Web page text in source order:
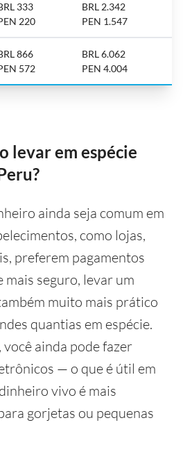
333
220
BRL 2.342
PEN 1.547
866
572
BRL 6.062
PEN 4.004
levar em espécie
ainda seja comum em
como lojas,
preferem pagamentos
seguro, levar um
muito mais prático
quantias em espécie.
ainda pode fazer
— o que é útil em
vivo é mais
gorjetas ou pequenas